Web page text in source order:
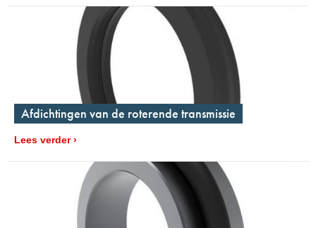
Afdichtingen van de roterende transmissie
Lees verder